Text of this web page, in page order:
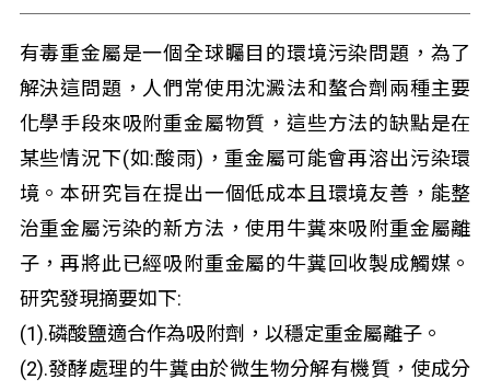
有毒重金屬是一個全球矚目的環境污染問題，為了
解決這問題，人們常使用沈澱法和螯合劑兩種主要
化學手段來吸附重金屬物質，這些方法的缺點是在
某些情況下(如:酸雨)，重金屬可能會再溶出污染環
境。本研究旨在提出一個低成本且環境友善，能整
治重金屬污染的新方法，使用牛糞來吸附重金屬離
子，再將此已經吸附重金屬的牛糞回收製成觸媒。
研究發現摘要如下:
(1).磷酸鹽適合作為吸附劑，以穩定重金屬離子。
(2).發酵處理的牛糞由於微生物分解有機質，使成分